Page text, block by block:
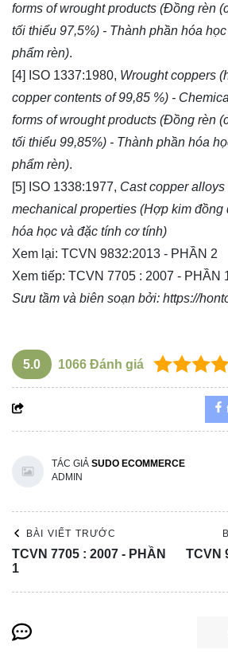
forms of wrought products (Đồng rèn
tối thiểu 97,5%) - Thành phần hóa
phẩm rèn).
[4] ISO 1337:1980, Wrought coppers
copper contents of 99,85 %) -
forms of wrought products (Đồng rèn
tối thiểu 99,85%) - Thành phần hóa
phẩm rèn).
[5] ISO 1338:1977, Cast copper
mechanical properties (Hợp kim đồng
hóa học và đặc tính cơ tính)
Xem lại: TCVN 9832:2013 - PHẦN 2
Xem tiếp: TCVN 7705 : 2007 - PHẦN
Sưu tầm và biên soạn bởi: https://
5.0 1066 Đánh giá
TÁC GIẢ SUDO ECOMMERCE
ADMIN
BÀI VIẾT TRƯỚC
TCVN 7705 : 2007 - PHẦN
1
TCVN